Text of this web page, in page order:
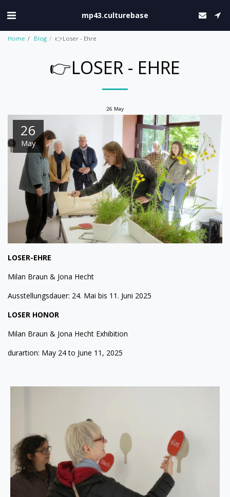
mp43.culturebase
Home Blog 👉Loser - Ehre
👉LOSER - EHRE
26 May
26
May
LOSER-EHRE
Milan Braun & Jona Hecht
Ausstellungsdauer: 24. Mai bis 11. Juni 2025
LOSER HONOR
Milan Braun & Jona Hecht Exhibition
durartion: May 24 to June 11, 2025